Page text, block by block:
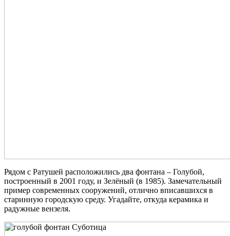
Рядом с Ратушей расположились два фонтана – Голубой,
построенный в 2001 году, и Зелёный (в 1985). Замечательный
пример современных сооружений, отлично вписавшихся в
старинную городскую среду. Угадайте, откуда керамика и
радужные вензеля.